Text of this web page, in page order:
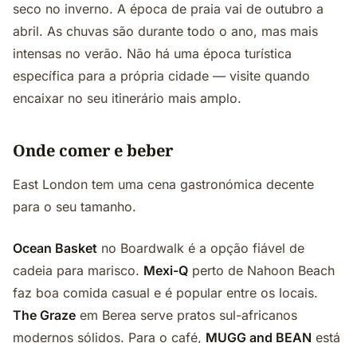
seco no inverno. A época de praia vai de outubro a
abril. As chuvas são durante todo o ano, mas mais
intensas no verão. Não há uma época turística
específica para a própria cidade — visite quando
encaixar no seu itinerário mais amplo.
Onde comer e beber
East London tem uma cena gastronómica decente
para o seu tamanho.
Ocean Basket no Boardwalk é a opção fiável de
cadeia para marisco. Mexi-Q perto de Nahoon Beach
faz boa comida casual e é popular entre os locais.
The Graze em Berea serve pratos sul-africanos
modernos sólidos. Para o café, MUGG and BEAN está